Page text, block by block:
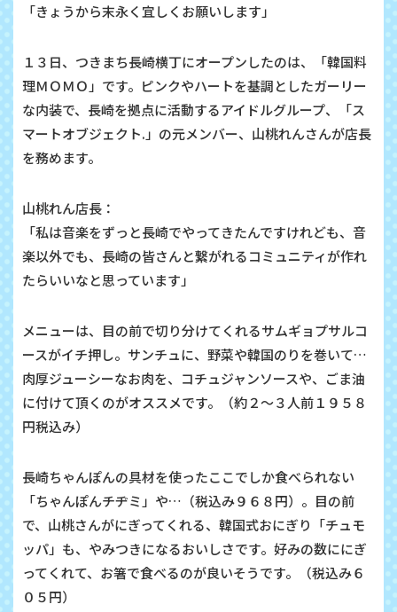
「きょうから末永く宜しくお願いします」
１３日、つきまち長崎横丁にオープンしたのは、「韓国料
理ＭＯＭＯ」です。ピンクやハートを基調としたガーリー
な内装で、長崎を拠点に活動するアイドルグループ、「ス
マートオブジェクト.」の元メンバー、山桃れんさんが店長
を務めます。
山桃れん店長：
「私は音楽をずっと長崎でやってきたんですけれども、音
楽以外でも、長崎の皆さんと繋がれるコミュニティが作れ
たらいいなと思っています」
メニューは、目の前で切り分けてくれるサムギョプサルコ
ースがイチ押し。サンチュに、野菜や韓国のりを巻いて…
肉厚ジューシーなお肉を、コチュジャンソースや、ごま油
に付けて頂くのがオススメです。（約２～３人前１９５８
円税込み）
長崎ちゃんぽんの具材を使ったここでしか食べられない
「ちゃんぽんチヂミ」や…（税込み９６８円）。目の前
で、山桃さんがにぎってくれる、韓国式おにぎり「チュモ
ッパ」も、やみつきになるおいしさです。好みの数ににぎ
ってくれて、お箸で食べるのが良いそうです。（税込み６
０５円）